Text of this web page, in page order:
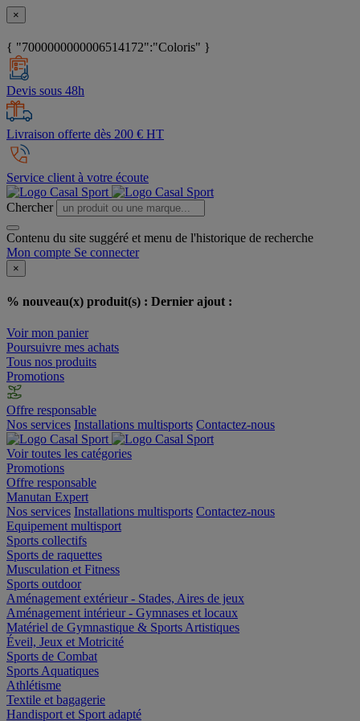
×
{ "7000000000006514172":"Coloris" }
Devis sous 48h
Livraison offerte dès 200 € HT
Service client à votre écoute
Chercher
Contenu du site suggéré et menu de l'historique de recherche
Mon compte Se connecter
×
% nouveau(x) produit(s) : Dernier ajout :
Voir mon panier
Poursuivre mes achats
Tous nos produits
Promotions
Offre responsable
Nos services Installations multisports Contactez-nous
Voir toutes les catégories
Promotions
Offre responsable
Manutan Expert
Nos services Installations multisports Contactez-nous
Equipement multisport
Sports collectifs
Sports de raquettes
Musculation et Fitness
Sports outdoor
Aménagement extérieur - Stades, Aires de jeux
Aménagement intérieur - Gymnases et locaux
Matériel de Gymnastique & Sports Artistiques
Éveil, Jeux et Motricité
Sports de Combat
Sports Aquatiques
Athlétisme
Textile et bagagerie
Handisport et Sport adapté